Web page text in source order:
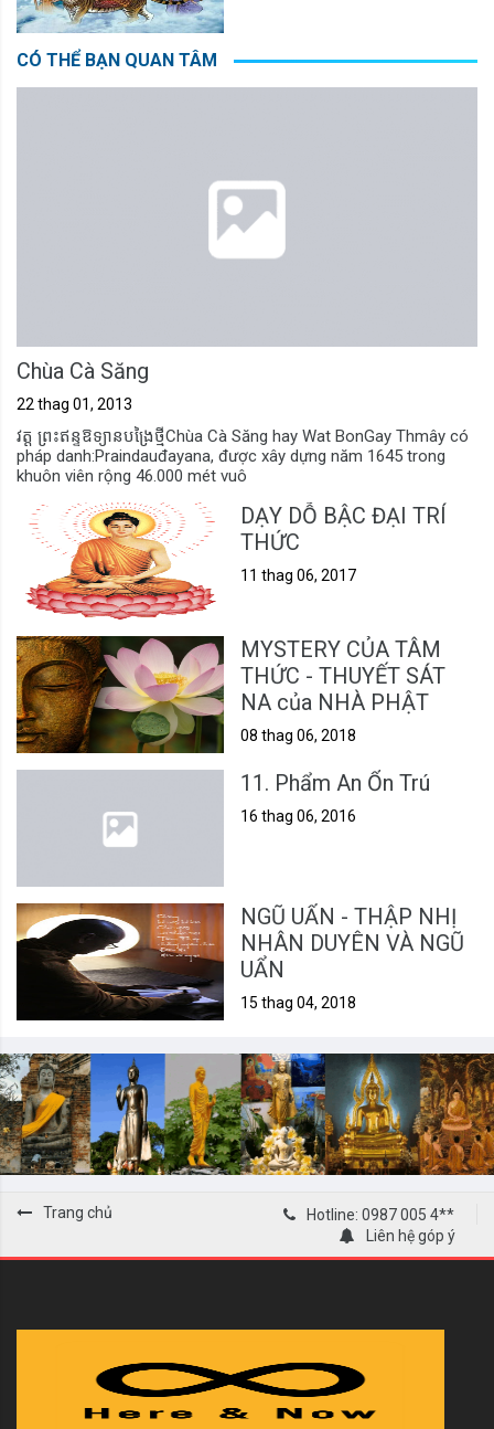
CÓ THỂ BẠN QUAN TÂM
Chùa Cà Săng
22 thag 01, 2013
វត្ត ព្រះឥន្ទឱទ្យានបង្រៃថ្មីChùa Cà Săng hay Wat BonGay Thmây có
pháp danh:Praindauđayana, được xây dựng năm 1645 trong
khuôn viên rộng 46.000 mét vuô
DẠY DỖ BẬC ĐẠI TRÍ
THỨC
11 thag 06, 2017
MYSTERY CỦA TÂM
THỨC - THUYẾT SÁT
NA của NHÀ PHẬT
08 thag 06, 2018
11. Phẩm An Ổn Trú
16 thag 06, 2016
NGŨ UẨN - THẬP NHỊ
NHÂN DUYÊN VÀ NGŨ
UẨN
15 thag 04, 2018
Trang chủ
Hotline: 0987 005 4**
Liên hệ góp ý